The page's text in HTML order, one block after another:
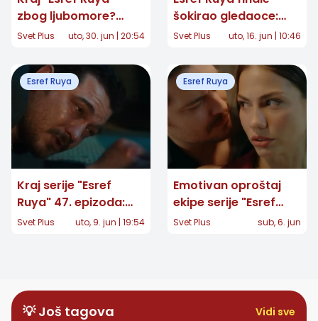
zbog ljubomore?
Isplivali detalji o
su šokirali tursku
javnost!
Svet Plus uto, 30. jun | 20:54
šokirao gledaoce:
Ipak će biti treće
pojavljuje u
poslednjoj sceni?
Svet Plus uto, 16. jun | 10:46
Esref Ruya
Kraj serije "Esref
Ruya" 47. epizoda:
Dramatičan oproštaj
Svet Plus uto, 9. jun | 19:54
Esref Ruya
Emotivan oproštaj
ekipe serije "Esref
Ruya": Glumci se
Svet Plus sub, 6. jun
💡 Još tagova Vidi sve